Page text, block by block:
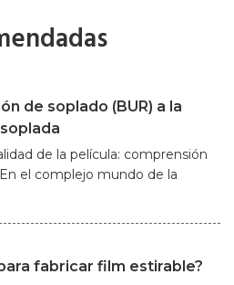
de soplado (BUR) a la
de la película: comprensión
el complejo mundo de la
fabricar film estirable?